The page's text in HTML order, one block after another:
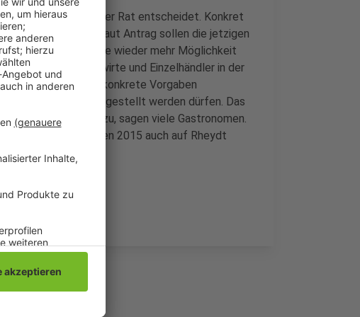
über den heute der Rat entscheidet. Konkret
werden. Laut Antrag sollen die jetzigen
und Gastronomie wieder mehr Möglichkeit
viele Gastwirte und Einzelhändler in der
machen sehr konkrete Vorgaben
Sonnenschirme aufgestellt werden dürfen. Das
für Betroffene zu, sagen viele Gastronomen.
seit 2006 und wurden 2015 auch auf Rheydt